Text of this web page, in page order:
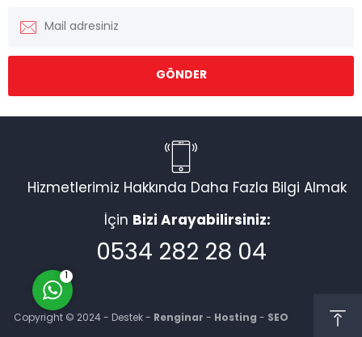
Hizmetlerimiz Hakkında Daha Fazla Bilgi Almak
İçin Bizi Arayabilirsiniz:
0534 282 28 04
Copyright © 2024 - Destek - Renginar - Hosting - SEO
Müşteri Temsilcisi
Cevap Yaz